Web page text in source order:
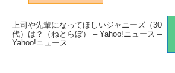
上司や先輩になってほしいジャニーズ（30
代）は？（ねとらぼ） – Yahoo!ニュース –
Yahoo!ニュース